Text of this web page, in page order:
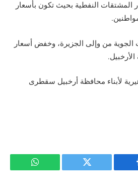
المشتقات النفطية بحيث تكون بأسعار
الجوية من وإلى الجزيرة، وخفض أسعار
لأبناء محافظة أرخبيل سقطرى
تويتر واتساب